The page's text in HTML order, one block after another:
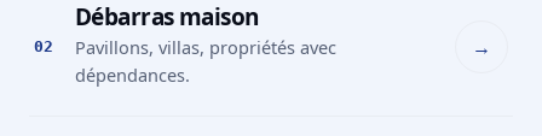
02
Débarras maison
Pavillons, villas, propriétés avec
dépendances.
→